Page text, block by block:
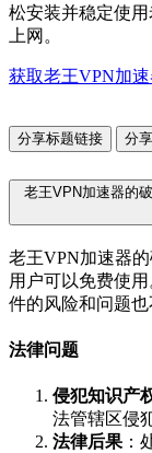
松安装并稳定使
上网。
获取老王VPN加
分享标题链接 分
老王VPN加速器的
老王VPN加速器
用户可以免费使
件的风险和问题也
法律问题
侵犯知识产
法管辖区侵
法律后果 ：